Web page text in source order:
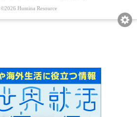
©2026 Humina Resource